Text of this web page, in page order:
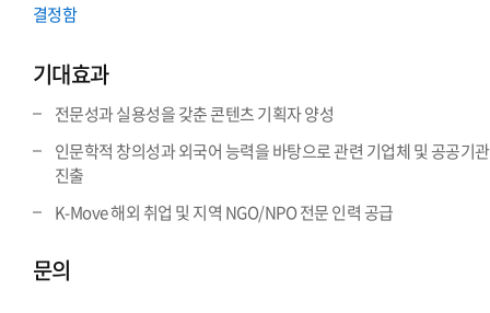
결정함
기대효과
전문성과 실용성을 갖춘 콘텐츠 기획자 양성
인문학적 창의성과 외국어 능력을 바탕으로 관련 기업체 및 공공기관
진출
K-Move 해외 취업 및 지역 NGO/NPO 전문 인력 공급
문의